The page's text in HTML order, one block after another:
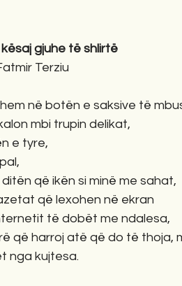
gjuhe të shlirtë
Terziu
në botën e saksive të
mbi trupin delikat,
e tyre,
që ikën si minë me sahat,
që lexohen në ekran
të dobët me ndalesa,
që harroj atë që do të thoja,
nga kujtesa.